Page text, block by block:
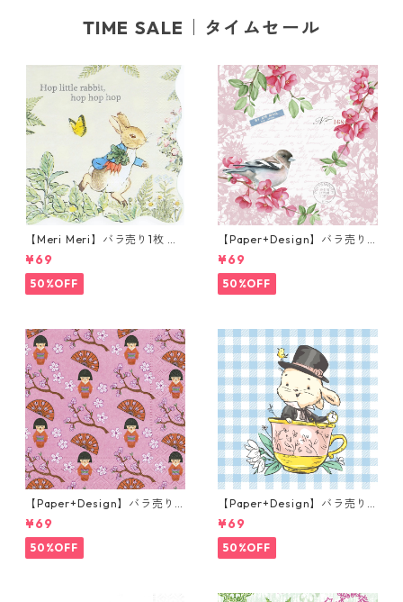
TIME SALE｜タイムセール
【Meri Meri】バラ売り1枚 カ
クテルサイズ ペーパーナプキ
ン Peter Rabbit In The Gard
en クリーム ピーターラビット
¥69
50%OFF
【Paper+Design】バラ売り2
枚 ランチサイズ ペーパーナプ
キン Sweet bird ローズ
¥69
50%OFF
【Paper+Design】バラ売り2
枚 ランチサイズ ペーパーナプ
キン LITTLE GEISHA ピンク
¥69
50%OFF
【Paper+Design】バラ売り2
枚 ランチサイズ ペーパーナプ
キン Easter Cup ライトブル
ー
¥69
50%OFF